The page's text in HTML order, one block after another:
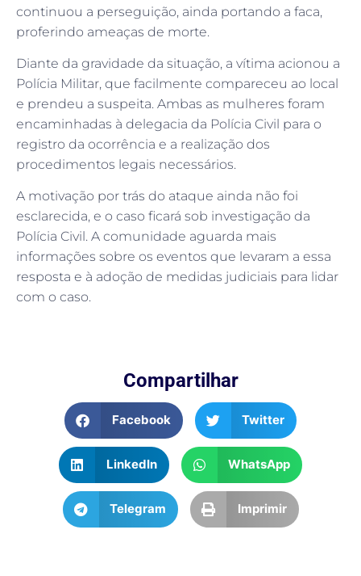
continuou a perseguição, ainda portando a faca,
proferindo ameaças de morte.
Diante da gravidade da situação, a vítima acionou a
Polícia Militar, que facilmente compareceu ao local
e prendeu a suspeita. Ambas as mulheres foram
encaminhadas à delegacia da Polícia Civil para o
registro da ocorrência e a realização dos
procedimentos legais necessários.
A motivação por trás do ataque ainda não foi
esclarecida, e o caso ficará sob investigação da
Polícia Civil. A comunidade aguarda mais
informações sobre os eventos que levaram a essa
resposta e à adoção de medidas judiciais para lidar
com o caso.
Compartilhar
Facebook Twitter
LinkedIn WhatsApp
Telegram Imprimir